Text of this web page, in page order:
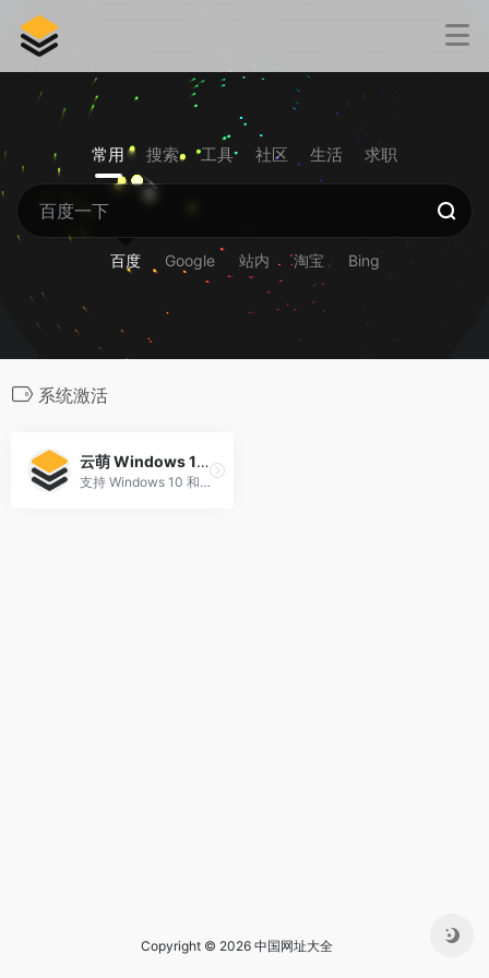
常用 搜索 工具 社区 生活 求职
百度 Google 站内 淘宝 Bing
系统激活
云萌 Windows 10+ 激活工具
支持 Windows 10 和 Windows 11 (x86/x64/ARM64)
Copyright © 2026 中国网址大全